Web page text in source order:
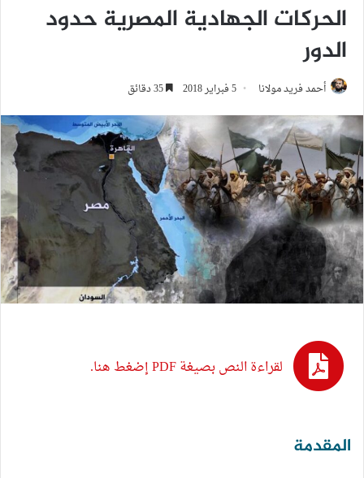
الحركات الجهادية المصرية حدود
الدور
أحمد فريد مولانا 5 فبراير 2018
لقراءة النص بصيغة PDF إضغط هنا.
المقدمة